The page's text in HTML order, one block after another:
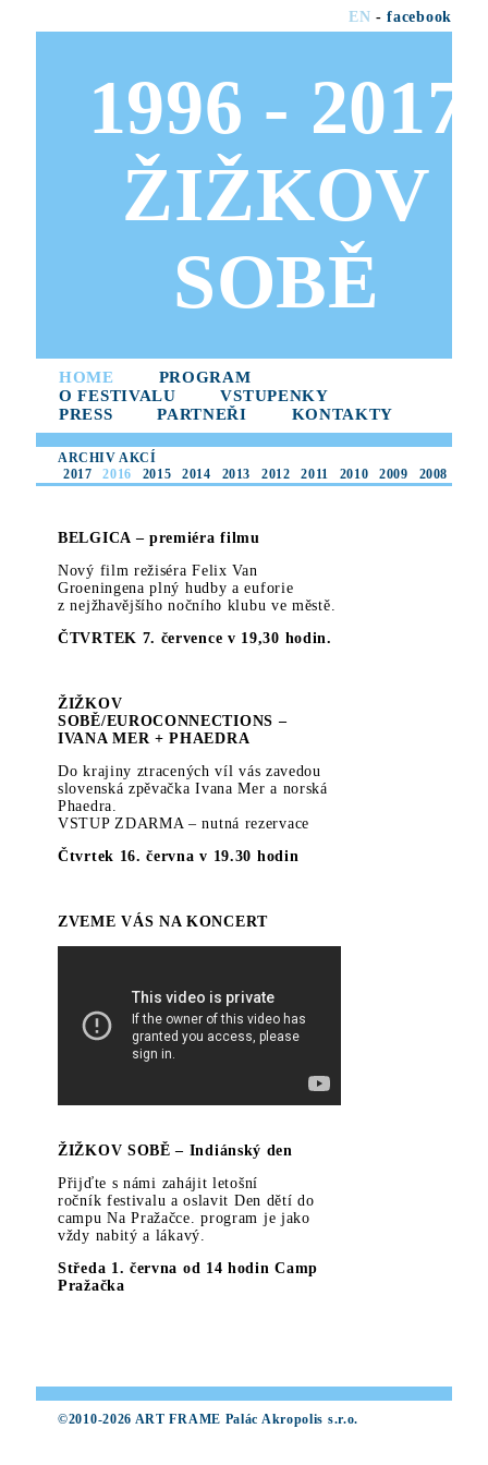
EN -facebook
1996 - 2017
ŽIŽKOV
SOBĚ
HOME
PROGRAM
O FESTIVALU
VSTUPENKY
PRESS
PARTNEŘI KONTAKTY
ARCHIV AKCÍ
2017
2016 2015 2014 2013 2012 2011 2010 2009 2008
BELGICA – premiéra filmu
Nový film režiséra Felix Van
Groeningena plný hudby a euforie
z nejžhavějšího nočního klubu ve městě.
ČTVRTEK 7. července v 19,30 hodin.
ŽIŽKOV
SOBĚ/EUROCONNECTIONS –
IVANA MER + PHAEDRA
Do krajiny ztracených víl vás zavedou
slovenská zpěvačka Ivana Mer a norská
Phaedra.
VSTUP ZDARMA – nutná rezervace
Čtvrtek 16. června v 19.30 hodin
ZVEME VÁS NA KONCERT
ŽIŽKOV SOBĚ – Indiánský den
Přijďte s námi zahájit letošní
ročník festivalu a oslavit Den dětí do
campu Na Pražačce. program je jako
vždy nabitý a lákavý.
Středa 1. června od 14 hodin Camp
Pražačka
©2010-2026 ART FRAME Palác Akropolis s.r.o.